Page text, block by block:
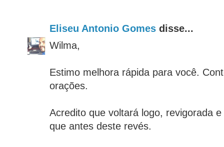
Eliseu Antonio Gomes disse...
Wilma,
Estimo melhora rápida para você.
orações.
Acredito que voltará logo, revigorada
que antes deste revés.